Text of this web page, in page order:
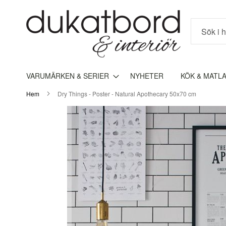
Sök
VARUMÄRKEN & SERIER NYHETER KÖK &
Hem Dry Things - Poster - Natural Apothecary 50x70 cm